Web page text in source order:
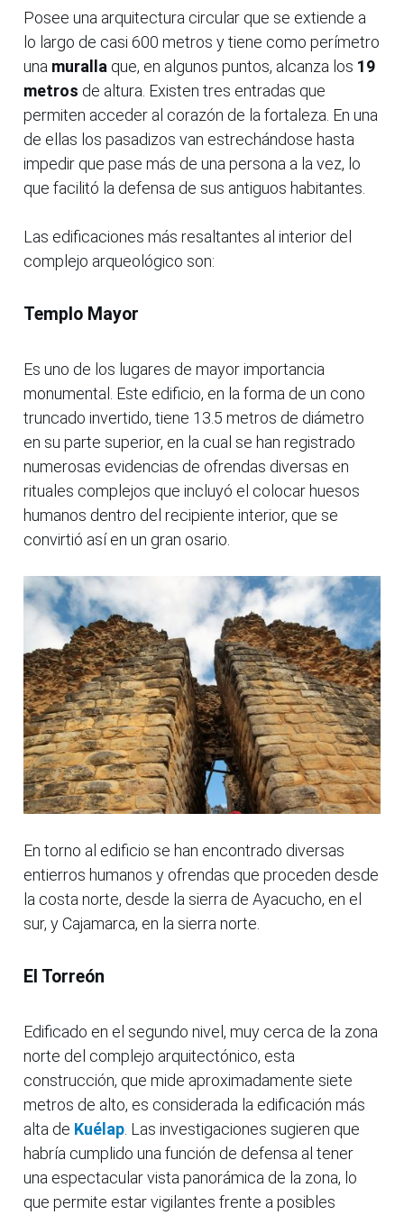
Posee una arquitectura circular que se extiende a
lo largo de casi 600 metros y tiene como perímetro
una muralla que, en algunos puntos, alcanza los 19
metros de altura. Existen tres entradas que
permiten acceder al corazón de la fortaleza. En una
de ellas los pasadizos van estrechándose hasta
impedir que pase más de una persona a la vez, lo
que facilitó la defensa de sus antiguos habitantes.
Las edificaciones más resaltantes al interior del
complejo arqueológico son:
Templo Mayor
Es uno de los lugares de mayor importancia
monumental. Este edificio, en la forma de un cono
truncado invertido, tiene 13.5 metros de diámetro
en su parte superior, en la cual se han registrado
numerosas evidencias de ofrendas diversas en
rituales complejos que incluyó el colocar huesos
humanos dentro del recipiente interior, que se
convirtió así en un gran osario.
En torno al edificio se han encontrado diversas
entierros humanos y ofrendas que proceden desde
la costa norte, desde la sierra de Ayacucho, en el
sur, y Cajamarca, en la sierra norte.
El Torreón
Edificado en el segundo nivel, muy cerca de la zona
norte del complejo arquitectónico, esta
construcción, que mide aproximadamente siete
metros de alto, es considerada la edificación más
alta de Kuélap . Las investigaciones sugieren que
habría cumplido una función de defensa al tener
una espectacular vista panorámica de la zona, lo
que permite estar vigilantes frente a posibles